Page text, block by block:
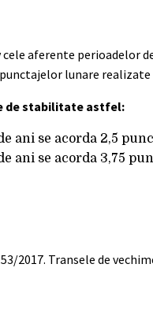
aferente perioadelor
lunare
de stabilitate astfel:
ani se acorda 2,5
ani se acorda 3,75
2017. Transele de